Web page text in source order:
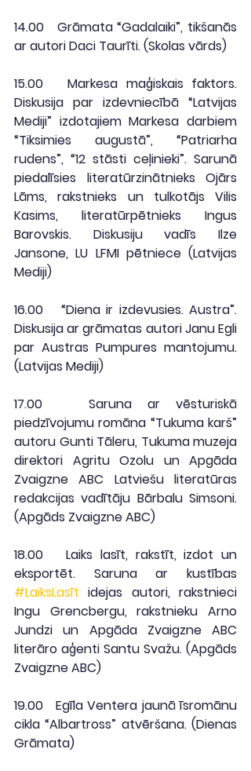
14.00 Grāmata “Gadalaiki”, tikšanās
ar autori Daci Taurīti. (Skolas vārds)
15.00 Markesa maģiskais faktors.
Diskusija par izdevniecībā “Latvijas
Mediji” izdotajiem Markesa darbiem
“Tiksimies augustā”, “Patriarha
rudens”, “12 stāsti ceļinieki”. Sarunā
piedalīsies literatūrzinātnieks Ojārs
Lāms, rakstnieks un tulkotājs Vilis
Kasims, literatūrpētnieks Ingus
Barovskis. Diskusiju vadīs Ilze
Jansone, LU LFMI pētniece (Latvijas
Mediji)
16.00 “Diena ir izdevusies. Austra”.
Diskusija ar grāmatas autori Janu Egli
par Austras Pumpures mantojumu.
(Latvijas Mediji)
17.00 Saruna ar vēsturiskā
piedzīvojumu romāna “Tukuma karš”
autoru Gunti Tāleru, Tukuma muzeja
direktori Agritu Ozolu un Apgāda
Zvaigzne ABC Latviešu literatūras
redakcijas vadītāju Bārbalu Simsoni.
(Apgāds Zvaigzne ABC)
18.00 Laiks lasīt, rakstīt, izdot un
#LaiksLasīt idejas autori, rakstnieci
Ingu Grencbergu, rakstnieku Arno
Jundzi un Apgāda Zvaigzne ABC
literāro aģenti Santu Svažu. (Apgāds
Zvaigzne ABC)
19.00 Egīla Ventera jaunā īsromānu
cikla “Albartross” atvēršana. (Dienas
Grāmata)